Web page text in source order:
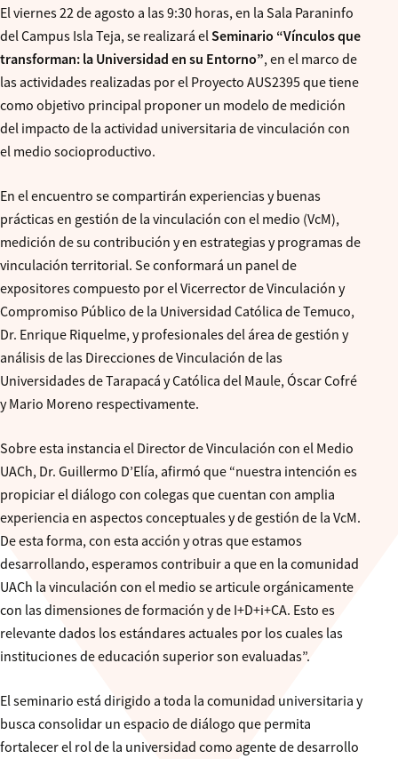
El viernes 22 de agosto a las 9:30 horas, en la Sala Paraninfo
del Campus Isla Teja, se realizará el Seminario “Vínculos que
transforman: la Universidad en su Entorno”, en el marco de
las actividades realizadas por el Proyecto AUS2395 que tiene
como objetivo principal proponer un modelo de medición
del impacto de la actividad universitaria de vinculación con
el medio socioproductivo.
En el encuentro se compartirán experiencias y buenas
prácticas en gestión de la vinculación con el medio (VcM),
medición de su contribución y en estrategias y programas de
vinculación territorial. Se conformará un panel de
expositores compuesto por el Vicerrector de Vinculación y
Compromiso Público de la Universidad Católica de Temuco,
Dr. Enrique Riquelme, y profesionales del área de gestión y
análisis de las Direcciones de Vinculación de las
Universidades de Tarapacá y Católica del Maule, Óscar Cofré
y Mario Moreno respectivamente.
Sobre esta instancia el Director de Vinculación con el Medio
UACh, Dr. Guillermo D’Elía, afirmó que “nuestra intención es
propiciar el diálogo con colegas que cuentan con amplia
experiencia en aspectos conceptuales y de gestión de la VcM.
De esta forma, con esta acción y otras que estamos
desarrollando, esperamos contribuir a que en la comunidad
UACh la vinculación con el medio se articule orgánicamente
con las dimensiones de formación y de I+D+i+CA. Esto es
relevante dados los estándares actuales por los cuales las
instituciones de educación superior son evaluadas”.
El seminario está dirigido a toda la comunidad universitaria y
busca consolidar un espacio de diálogo que permita
fortalecer el rol de la universidad como agente de desarrollo